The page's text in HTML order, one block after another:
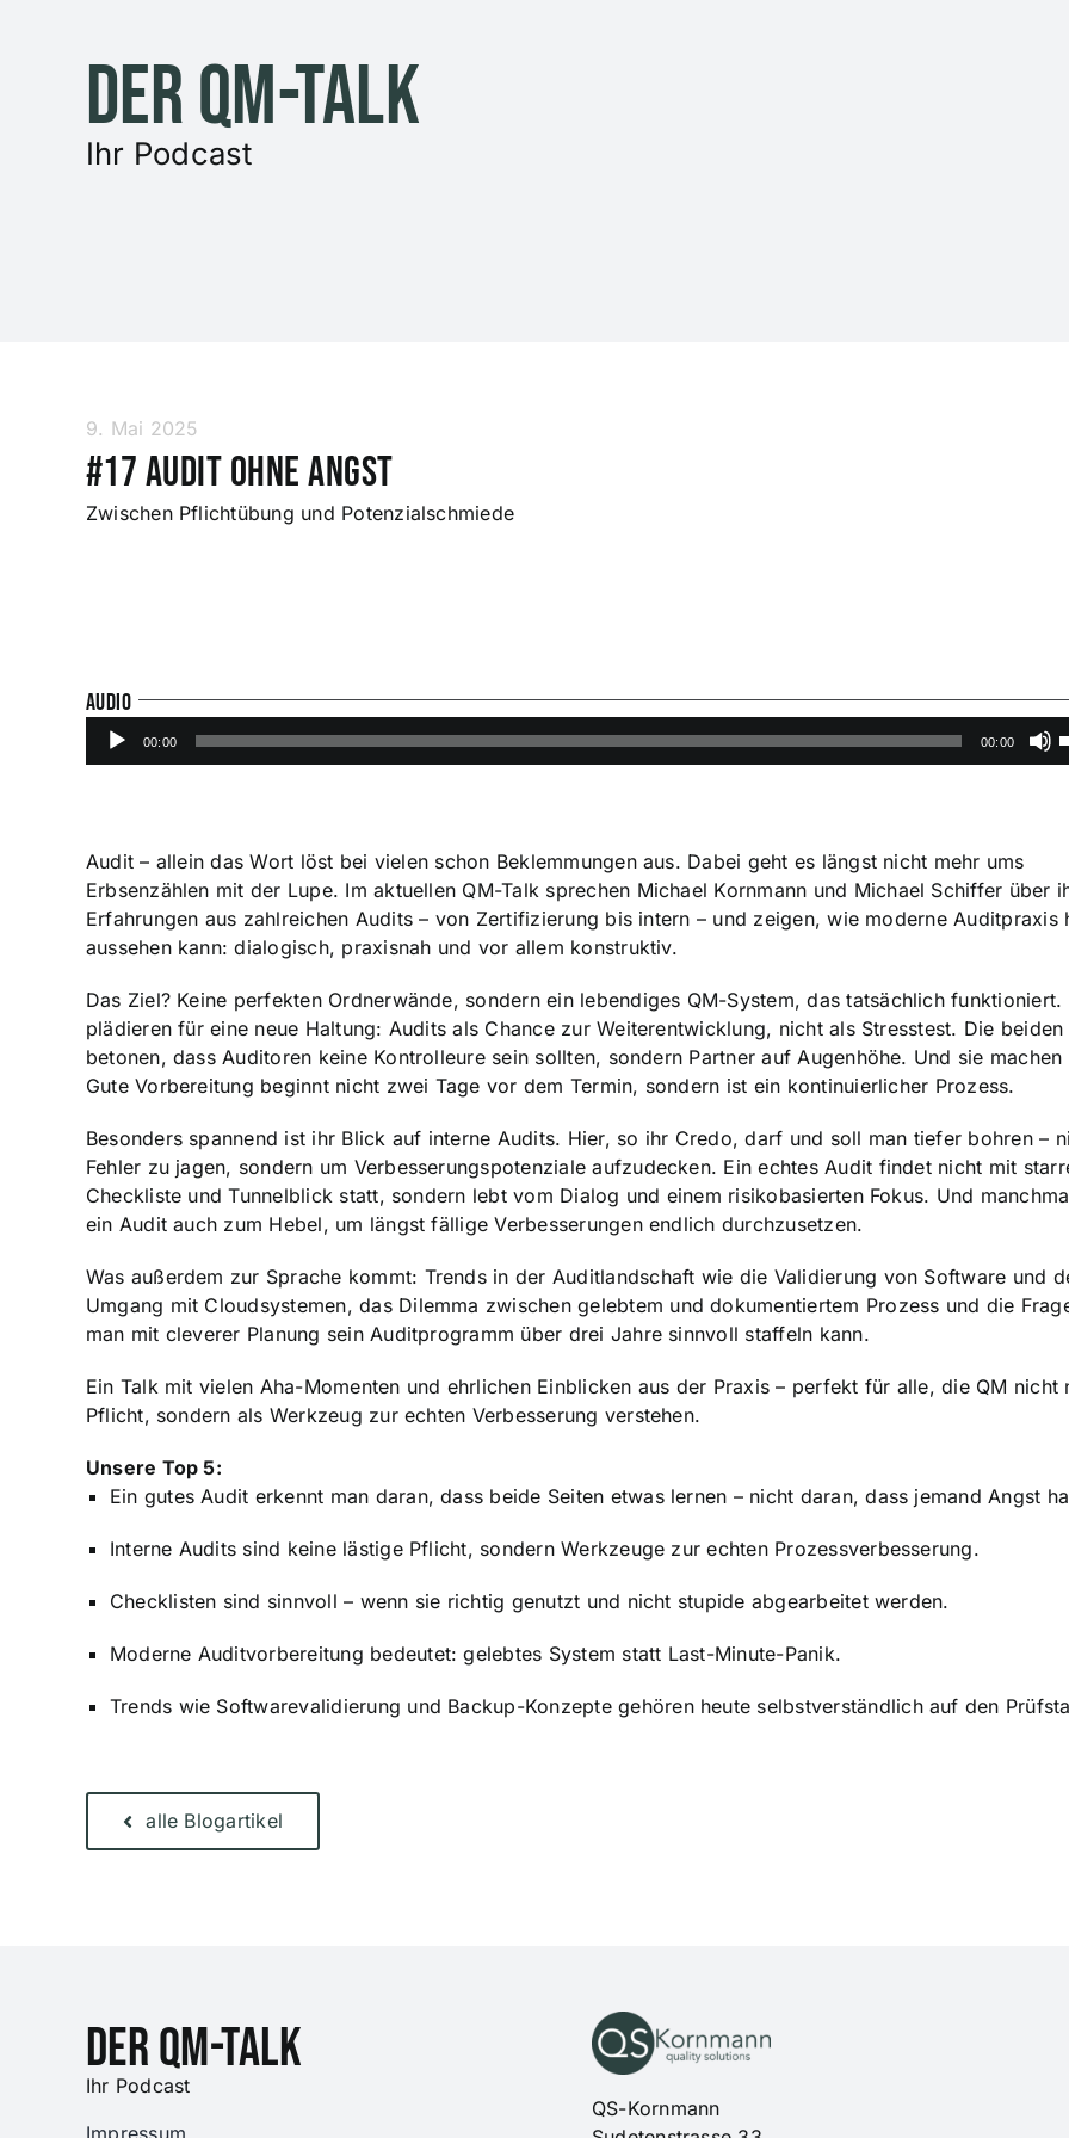
Der QM-Talk
Ihr Podcast
9. Mai 2025
#17 Audit ohne Angst
Zwischen Pflichtübung und Potenzialschmiede
AUDIO
Audio-
Player
00:00 00:00
Audit – allein das Wort löst bei vielen schon Beklemmungen aus. Dabei geht es längst nicht mehr ums
Erbsenzählen mit der Lupe. Im aktuellen QM-Talk sprechen Michael Kornmann und Michael Schiffer über
Erfahrungen aus zahlreichen Audits – von Zertifizierung bis intern – und zeigen, wie moderne Auditpraxis
aussehen kann: dialogisch, praxisnah und vor allem konstruktiv.
Das Ziel? Keine perfekten Ordnerwände, sondern ein lebendiges QM-System, das tatsächlich funktioniert.
plädieren für eine neue Haltung: Audits als Chance zur Weiterentwicklung, nicht als Stresstest. Die beiden
betonen, dass Auditoren keine Kontrolleure sein sollten, sondern Partner auf Augenhöhe. Und sie machen
Gute Vorbereitung beginnt nicht zwei Tage vor dem Termin, sondern ist ein kontinuierlicher Prozess.
Besonders spannend ist ihr Blick auf interne Audits. Hier, so ihr Credo, darf und soll man tiefer bohren –
Fehler zu jagen, sondern um Verbesserungspotenziale aufzudecken. Ein echtes Audit findet nicht mit
Checkliste und Tunnelblick statt, sondern lebt vom Dialog und einem risikobasierten Fokus. Und
ein Audit auch zum Hebel, um längst fällige Verbesserungen endlich durchzusetzen.
Was außerdem zur Sprache kommt: Trends in der Auditlandschaft wie die Validierung von Software und
Umgang mit Cloudsystemen, das Dilemma zwischen gelebtem und dokumentiertem Prozess und die
man mit cleverer Planung sein Auditprogramm über drei Jahre sinnvoll staffeln kann.
Ein Talk mit vielen Aha-Momenten und ehrlichen Einblicken aus der Praxis – perfekt für alle, die QM nicht
Pflicht, sondern als Werkzeug zur echten Verbesserung verstehen.
Unsere Top 5:
Ein gutes Audit erkennt man daran, dass beide Seiten etwas lernen – nicht daran, dass jemand Angst
Interne Audits sind keine lästige Pflicht, sondern Werkzeuge zur echten Prozessverbesserung.
Checklisten sind sinnvoll – wenn sie richtig genutzt und nicht stupide abgearbeitet werden.
Moderne Auditvorbereitung bedeutet: gelebtes System statt Last-Minute-Panik.
Trends wie Softwarevalidierung und Backup-Konzepte gehören heute selbstverständlich auf den
alle Blogartikel
DER QM-Talk
Ihr Podcast
QS-Kornmann